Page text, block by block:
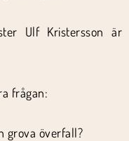
Ulf Kristersson är
frågan:
grova överfall?